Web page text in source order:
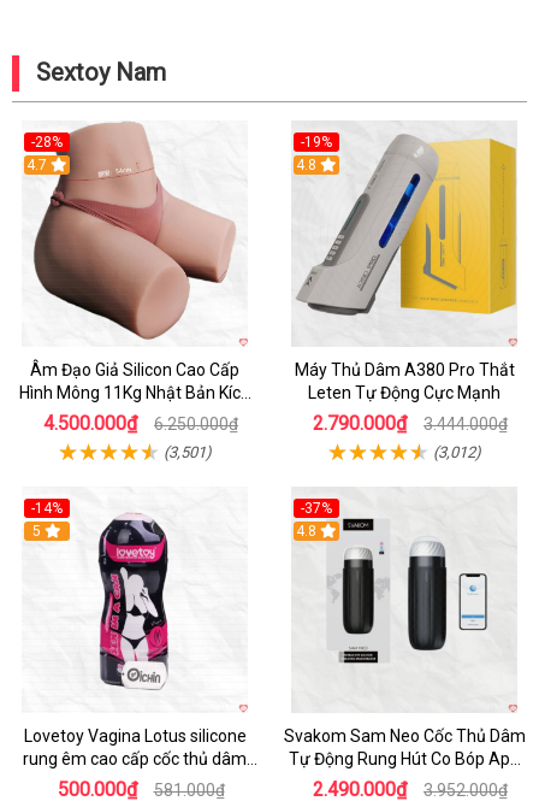
Sextoy Nam
-28%
4.7
Âm Đạo Giả Silicon Cao Cấp
Hình Mông 11Kg Nhật Bản Kích
Thước Như Thật
4.500.000₫ 6.250.000₫
(3,501)
-19%
Hot
4.8
Máy Thủ Dâm A380 Pro Thắt
Leten Tự Động Cực Mạnh
2.790.000₫ 3.444.000₫
(3,012)
-14%
Hot
5
Lovetoy Vagina Lotus silicone
rung êm cao cấp cốc thủ dâm
nam
500.000₫ 581.000₫
-37%
4.8
Svakom Sam Neo Cốc Thủ Dâm
Tự Động Rung Hút Co Bóp App
Điều Khiển
2.490.000₫ 3.952.000₫